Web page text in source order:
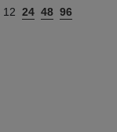
12 24 48 96